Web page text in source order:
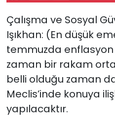
Çalışma ve Sosyal
Işıkhan: (En düşük
temmuzda enflasyon
zaman bir rakam
belli olduğu zaman
Meclis’inde konuya
yapılacaktır.